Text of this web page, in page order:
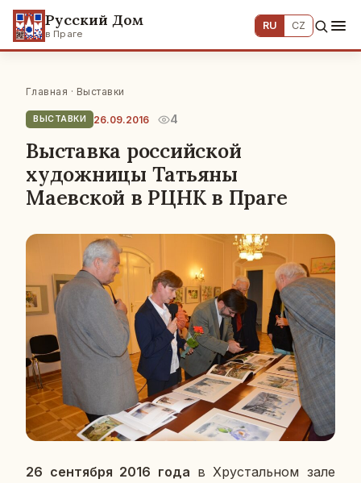
Русский Дом
в Праге
RU CZ
Главная · Выставки
ВЫСТАВКИ 26.09.2016 4
Выставка российской
художницы Татьяны
Маевской в РЦНК в Праге
26 сен­тяб­ря 2016 года в Хру­сталь­ном зале